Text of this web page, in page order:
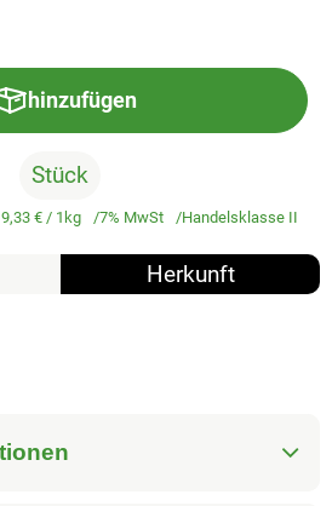
hinzufügen
Produkt zum Warenkorb
Stück
€/ 1kg 7% MwSt Handelsklasse II
Herkunft